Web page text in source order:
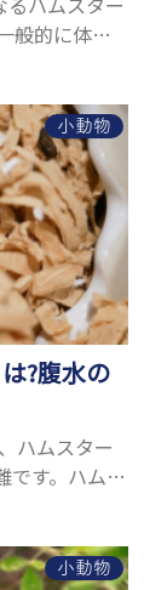
般的に体重
小動物
?腹水の
ハムスター
です。ハムス
小動物